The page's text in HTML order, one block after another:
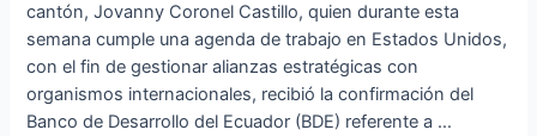
cantón, Jovanny Coronel Castillo, quien durante esta
semana cumple una agenda de trabajo en Estados Unidos,
con el fin de gestionar alianzas estratégicas con
organismos internacionales, recibió la confirmación del
Banco de Desarrollo del Ecuador (BDE) referente a …